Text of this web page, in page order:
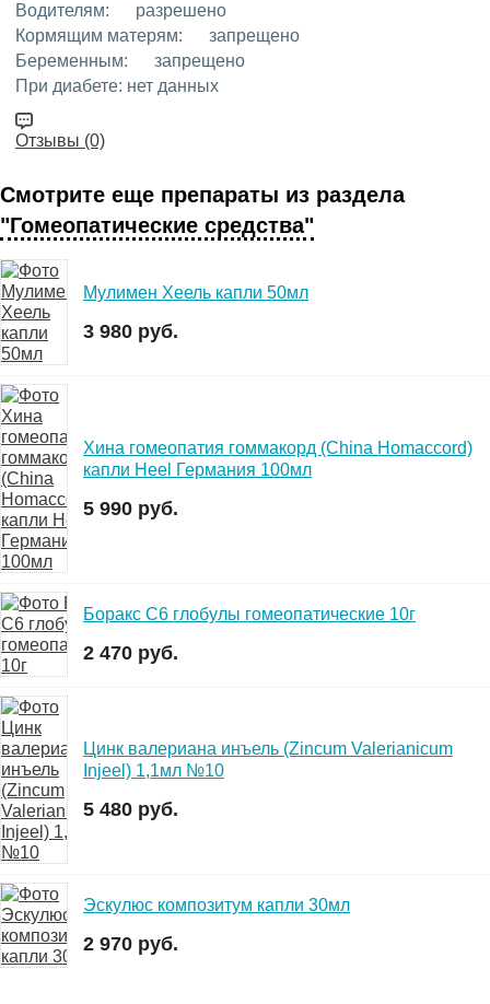
Водителям:
разрешено
Кормящим матерям:
запрещено
Беременным:
запрещено
При диабете: нет данных
Отзывы (0)
Смотрите еще препараты из раздела
"Гомеопатические средства"
Мулимен Хеель капли 50мл
3 980 руб.
Хина гомеопатия гоммакорд (China Homaccord)
капли Heel Германия 100мл
5 990 руб.
Боракс C6 глобулы гомеопатические 10г
2 470 руб.
Цинк валериана инъель (Zincum Valerianicum
Injeel) 1,1мл №10
5 480 руб.
Эскулюс композитум капли 30мл
2 970 руб.